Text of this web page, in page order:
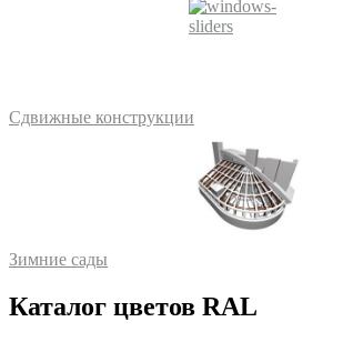
Сдвижные конструкции
Зимние сады
Каталог цветов RAL